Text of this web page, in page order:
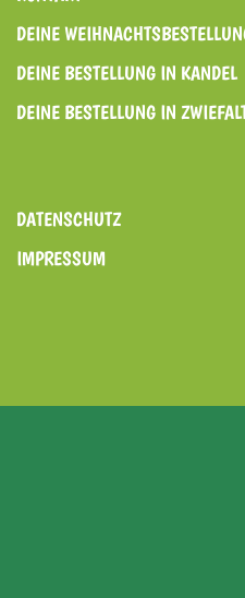
DEINE
DEINE BESTELLUNG IN KANDEL
DEINE BESTELLUNG IN
DATENSCHUTZ
IMPRESSUM